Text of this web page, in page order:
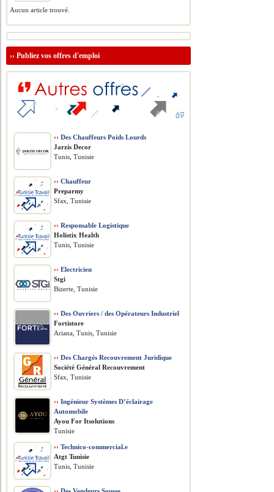
Aucun article trouvé.
››Publiez vos offres d'emploi
›› Des Chauffeurs Poids Lourds
Jarzis Decor
Tunis, Tunisie
›› Chauffeur
Preparmy
Sfax, Tunisie
›› Responsable Logistique
Holistix Health
Tunis, Tunisie
›› Electricien
Stgi
Bizerte, Tunisie
›› Des Ouvriers / des Opérateurs Industriel
Fortistore
Ariana, Tunis, Tunisie
›› Des Chargés Recouvrement Juridique
Société Général Recouvrement
Sfax, Tunisie
›› Ingénieur Systèmes D’éclairage
Automobile
Ayou For Itsolutions
Tunisie
›› Technico-commercial.e
Atgt Tunisie
Tunis, Tunisie